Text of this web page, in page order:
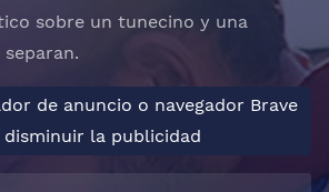
sobre un tunecino y una
de anuncio o navegador Brave
disminuir la publicidad